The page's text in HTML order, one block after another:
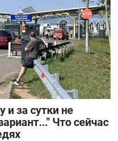
и за сутки не
Что сейчас